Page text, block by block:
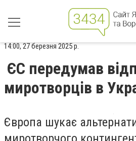
14:00, 27 березня 2025 р.
ЄС передумав
миротворців в
Європа шукає